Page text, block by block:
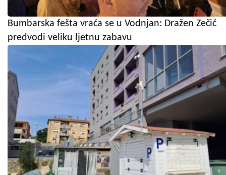
Bumbarska fešta vraća se u Vodnjan: Dražen Zečić
predvodi veliku ljetnu zabavu